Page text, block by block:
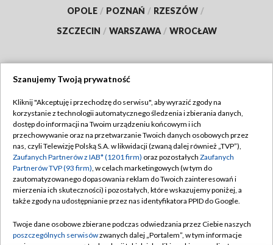
OPOLE / POZNAŃ / RZESZÓW /
SZCZECIN / WARSZAWA / WROCŁAW
TVP
Abonament TVP
Emisja w TVP
Centrum informacji TVP
Naziemna Telewizja Cyfrowa
Rada Programowa
Regulamin TVP
Polityka prywatności
Moje zgody
Pomoc
Kontakt
Szanujemy Twoją prywatność
Kliknij "Akceptuję i przechodzę do serwisu", aby wyrazić zgody na
korzystanie z technologii automatycznego śledzenia i zbierania danych,
dostęp do informacji na Twoim urządzeniu końcowym i ich
przechowywanie oraz na przetwarzanie Twoich danych osobowych przez
nas, czyli Telewizję Polską S.A. w likwidacji (zwaną dalej również „TVP”),
Zaufanych Partnerów z IAB* (1201 firm) oraz pozostałych Zaufanych
Partnerów TVP (93 firm), w celach marketingowych (w tym do
zautomatyzowanego dopasowania reklam do Twoich zainteresowań i
mierzenia ich skuteczności) i pozostałych, które wskazujemy poniżej, a
także zgody na udostępnianie przez nas identyfikatora PPID do Google.
Twoje dane osobowe zbierane podczas odwiedzania przez Ciebie naszych
poszczególnych serwisówzwanych dalej „Portalem”, w tym informacje